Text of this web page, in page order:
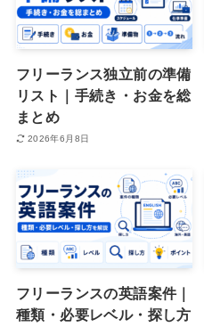
フリーランス独立前の準備
リスト｜手続き・お金を総
まとめ
2026年6月8日
フリーランスの英語案件｜
種類・必要レベル・探し方